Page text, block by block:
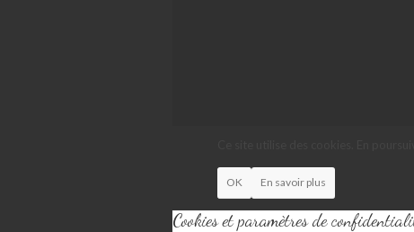
OK En savoir plus
Cookies et paramètres de